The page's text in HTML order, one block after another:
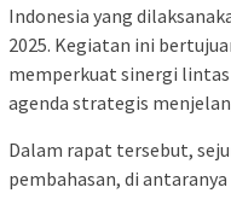
Indonesia yang
2025. Kegiatan ini
memperkuat sinergi
agenda strategis
Dalam rapat tersebut,
pembahasan, di